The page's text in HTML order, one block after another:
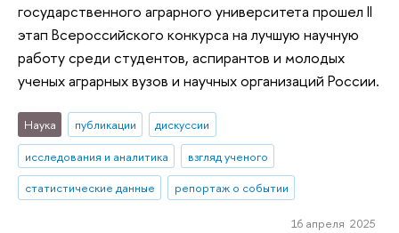
государственного аграрного университета прошел II
этап Всероссийского конкурса на лучшую научную
работу среди студентов, аспирантов и молодых
ученых аграрных вузов и научных организаций России.
Наука публикации
дискуссии
исследования и аналитика
взгляд ученого
статистические данные
репортаж о событии
16 апреля 2025